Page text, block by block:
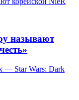
называют
— Star Wars: Dark